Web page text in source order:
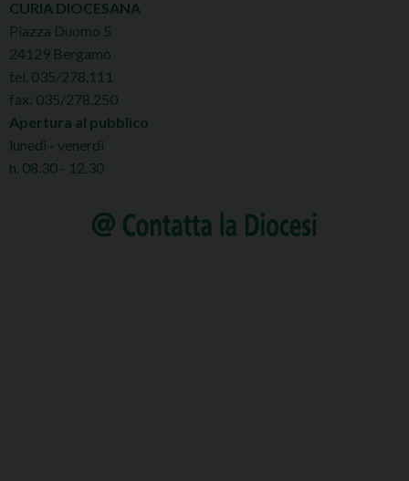
CURIA DIOCESANA
Piazza Duomo 5
24129 Bergamo
tel. 035/278.111
fax: 035/278.250
Apertura al pubblico
lunedì - venerdì
h. 08.30 - 12.30